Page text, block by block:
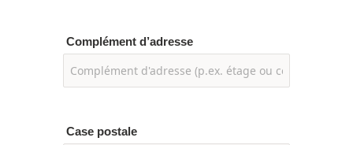
Complément d’adresse
Case postale